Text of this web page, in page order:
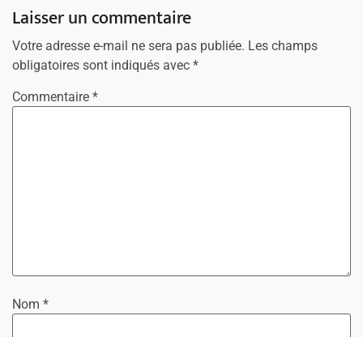
Laisser un commentaire
Votre adresse e-mail ne sera pas publiée. Les champs
obligatoires sont indiqués avec *
Commentaire *
Nom *